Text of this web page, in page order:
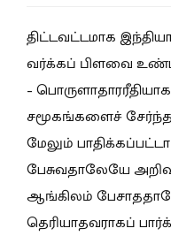
திட்டவட்டமாக
வர்க்கப் பிளவை
– பொருளாதார
சமூகங்களைச்
மேலும்
பேசுவதாலேயே
ஆங்கிலம்
தெரியாதவராகப்